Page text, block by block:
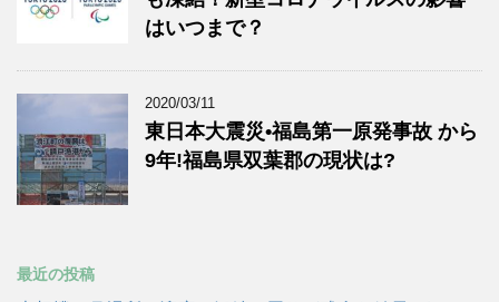
はいつまで？
2020/03/11
東日本大震災•福島第一原発事故 から
9年!福島県双葉郡の現状は?
最近の投稿